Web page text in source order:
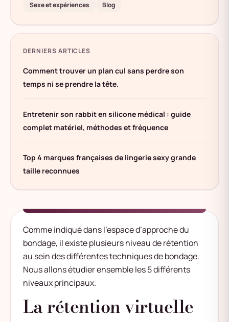
Sexe et expériences
Blog
DERNIERS ARTICLES
Comment trouver un plan cul sans perdre son
temps ni se prendre la tête.
Entretenir son rabbit en silicone médical : guide
complet matériel, méthodes et fréquence
Top 4 marques françaises de lingerie sexy grande
taille reconnues
Comme indiqué dans l’espace d’approche du
bondage, il existe plusieurs niveau de rétention
au sein des différentes techniques de bondage.
Nous allons étudier ensemble les 5 différents
niveaux principaux.
La rétention virtuelle